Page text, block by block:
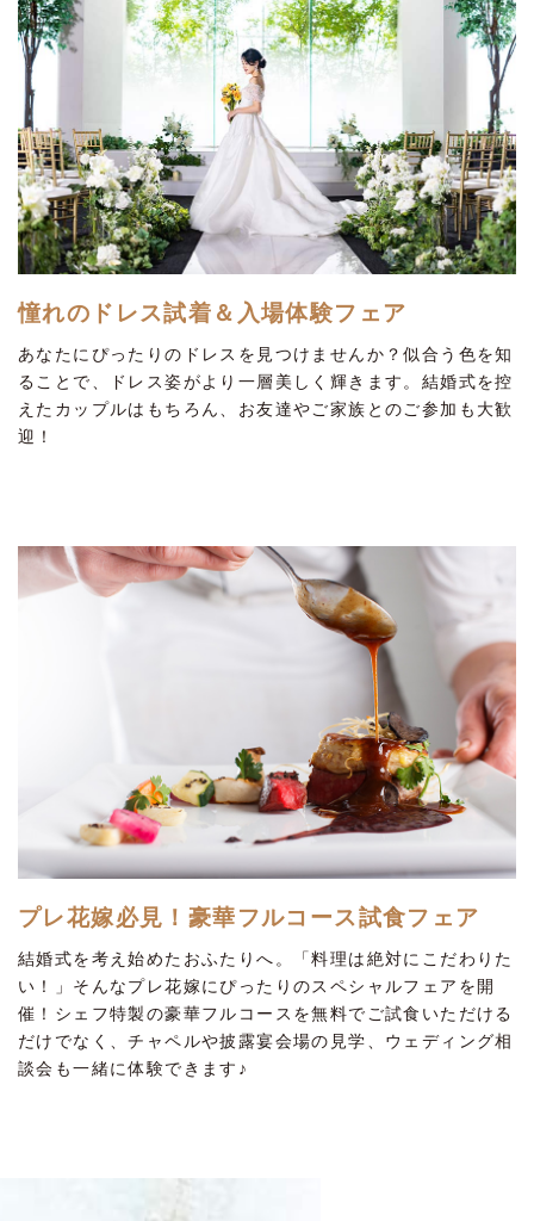
憧れのドレス試着＆入場体験フェア
あなたにぴったりのドレスを見つけませんか？似合う色を知
ることで、ドレス姿がより一層美しく輝きます。結婚式を控
えたカップルはもちろん、お友達やご家族とのご参加も大歓
迎！
プレ花嫁必見！豪華フルコース試食フェア
結婚式を考え始めたおふたりへ。「料理は絶対にこだわりた
い！」そんなプレ花嫁にぴったりのスペシャルフェアを開
催！シェフ特製の豪華フルコースを無料でご試食いただける
だけでなく、チャペルや披露宴会場の見学、ウェディング相
談会も一緒に体験できます♪